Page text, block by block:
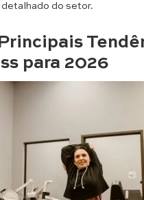
detalhado do setor.
para 2026